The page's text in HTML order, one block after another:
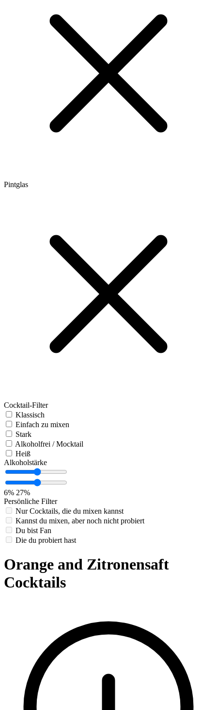
Pintglas
Cocktail-Filter
Klassisch
Einfach zu mixen
Stark
Alkoholfrei / Mocktail
Heiß
Alkoholstärke
6% 27%
Persönliche Filter
Nur Cocktails, die du mixen kannst
Kannst du mixen, aber noch nicht probiert
Du bist Fan
Die du probiert hast
Orange and Zitronensaft
Cocktails